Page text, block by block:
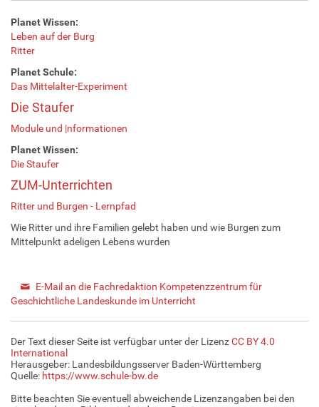
Planet Wissen:
Leben auf der Burg
Ritter
Planet Schule:
Das Mittelalter-Experiment
Die Staufer
Module und |nformationen
Planet Wissen:
Die Staufer
ZUM-Unterrichten
Ritter und Burgen - Lernpfad
Wie Ritter und ihre Familien gelebt haben und wie Burgen zum
Mittelpunkt adeligen Lebens wurden
E-Mail an die Fachredaktion Kompetenzzentrum für
Geschichtliche Landeskunde im Unterricht
Der Text dieser Seite ist verfügbar unter der LizenzCC BY 4.0
International
Herausgeber: Landesbildungsserver Baden-Württemberg
Quelle: https://www.schule-bw.de
Bitte beachten Sie eventuell abweichende Lizenzangaben bei den